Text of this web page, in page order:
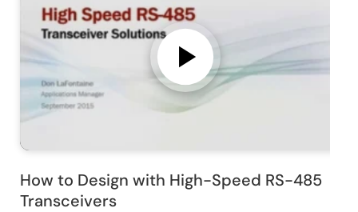
How to Design with High-Speed RS-485
Transceivers